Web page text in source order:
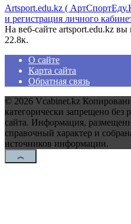
Artsport.edu.kz (
и регистрация личного
На веб-сайте artsport.edu.kz
22.8к.
О сайте
Карта сайта
Обратная связь
© 2026 Vcabinet.kz
категорически запрещено
сайта. Информация,
справочный характер и
источников информации.